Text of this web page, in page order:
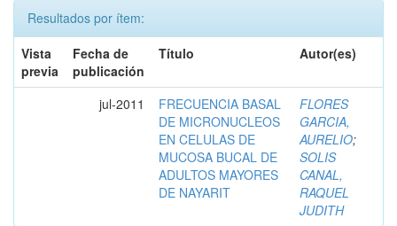
Resultados por ítem:
Vista
previa
Fecha de
publicación
Título Autor(es)
jul-2011
FRECUENCIA BASAL
DE MICRONUCLEOS
EN CELULAS DE
MUCOSA BUCAL DE
ADULTOS MAYORES
DE NAYARIT
FLORES
GARCIA,
AURELIO;
SOLIS
CANAL,
RAQUEL
JUDITH